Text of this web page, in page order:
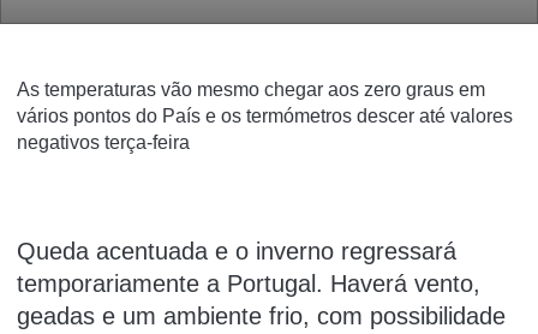
As temperaturas vão mesmo chegar aos zero graus em
vários pontos do País e os termómetros descer até valores
negativos terça-feira
Queda acentuada e o inverno regressará
temporariamente a Portugal. Haverá vento,
geadas e um ambiente frio, com possibilidade